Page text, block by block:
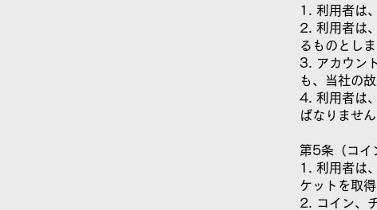
1. 利用者は
2. 利用者は
るものとしま
3. アカウン
も、当社の
4. 利用者は
ばなりません
第5条（コイ
1. 利用者は
ケットを取
2. コイン、